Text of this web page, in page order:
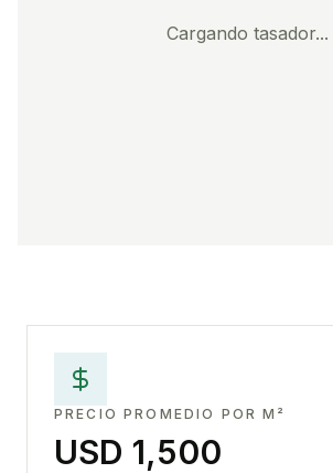
Cargando tasador...
PRECIO PROMEDIO POR M²
USD 1,500